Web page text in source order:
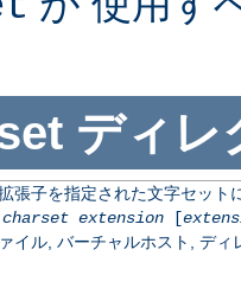
ディレ
張子を指定された文字セット
charset extension[
イル, バーチャルホスト, ディ